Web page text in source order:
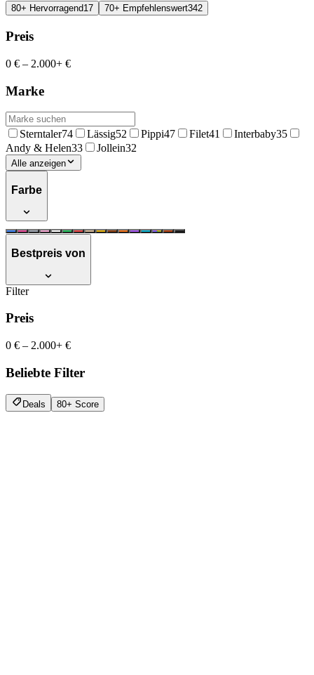
80+ Hervorragend17 70+ Empfehlenswert342
Preis
0 € – 2.000+ €
Marke
Sterntaler74 Lässig52 Pippi47 Filet41 Interbaby35
Andy & Helen33 Jollein32
Alle anzeigen
Farbe
Bestpreis von
Filter
Preis
0 € – 2.000+ €
Beliebte Filter
Deals 80+ Score